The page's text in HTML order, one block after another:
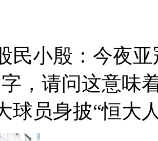
小殷：今夜亚
字，请问这意
球员身披“恒大